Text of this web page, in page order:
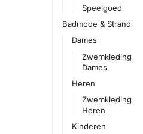
Speelgoed
Badmode & Strand
Dames
Zwemkleding
Dames
Heren
Zwemkleding
Heren
Kinderen